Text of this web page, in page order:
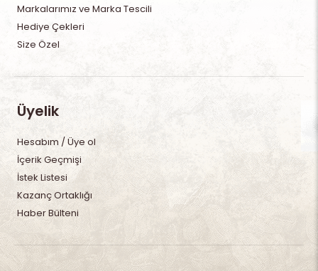
Markalarımız ve Marka Tescili
Hediye Çekleri
Size Özel
Üyelik
Hesabım / Üye ol
İçerik Geçmişi
İstek Listesi
Kazanç Ortaklığı
Haber Bülteni